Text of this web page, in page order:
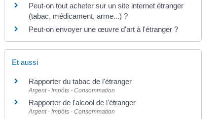
Peut-on tout acheter sur un site internet étranger
(tabac, médicament, arme...) ?
Peut-on envoyer une œuvre d'art à l'étranger ?
Et aussi
Rapporter du tabac de l'étranger
Argent - Impôts - Consommation
Rapporter de l'alcool de l'étranger
Argent - Impôts - Consommation